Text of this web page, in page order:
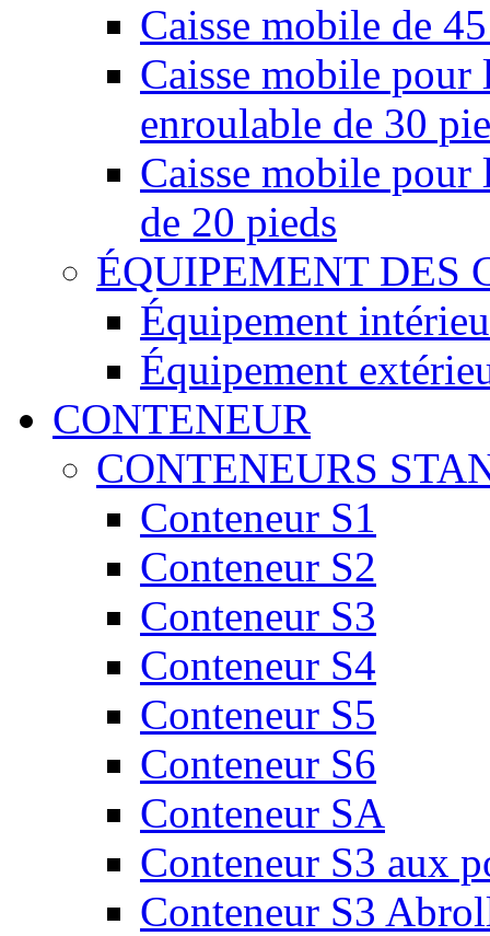
Caisse mobile de
Caisse mobile
enroulable de 30
Caisse mobile pour
de 20 pieds
ÉQUIPEMENT DES
Équipement
Équipement
CONTENEUR
CONTENEURS
Conteneur S1
Conteneur S2
Conteneur S3
Conteneur S4
Conteneur S5
Conteneur S6
Conteneur SA
Conteneur S3 aux
Conteneur S3